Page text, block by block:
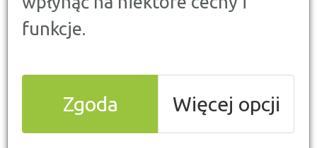
funkcje.
Zgoda Więcej opcji
Kredyt sam czy ze
współmałżonkiem?